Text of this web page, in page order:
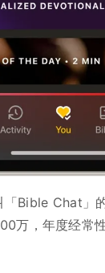
「Bible Chat」
万，年度经常